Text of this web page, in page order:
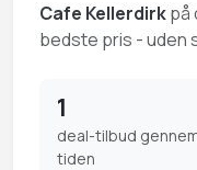
Cafe Kellerdirkpå
bedste pris - uden
1
deal-tilbud
tiden